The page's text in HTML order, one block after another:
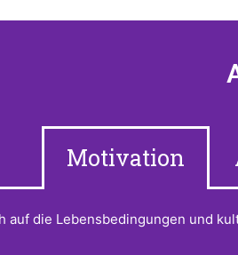
Motivation
auf die Lebensbedingungen und